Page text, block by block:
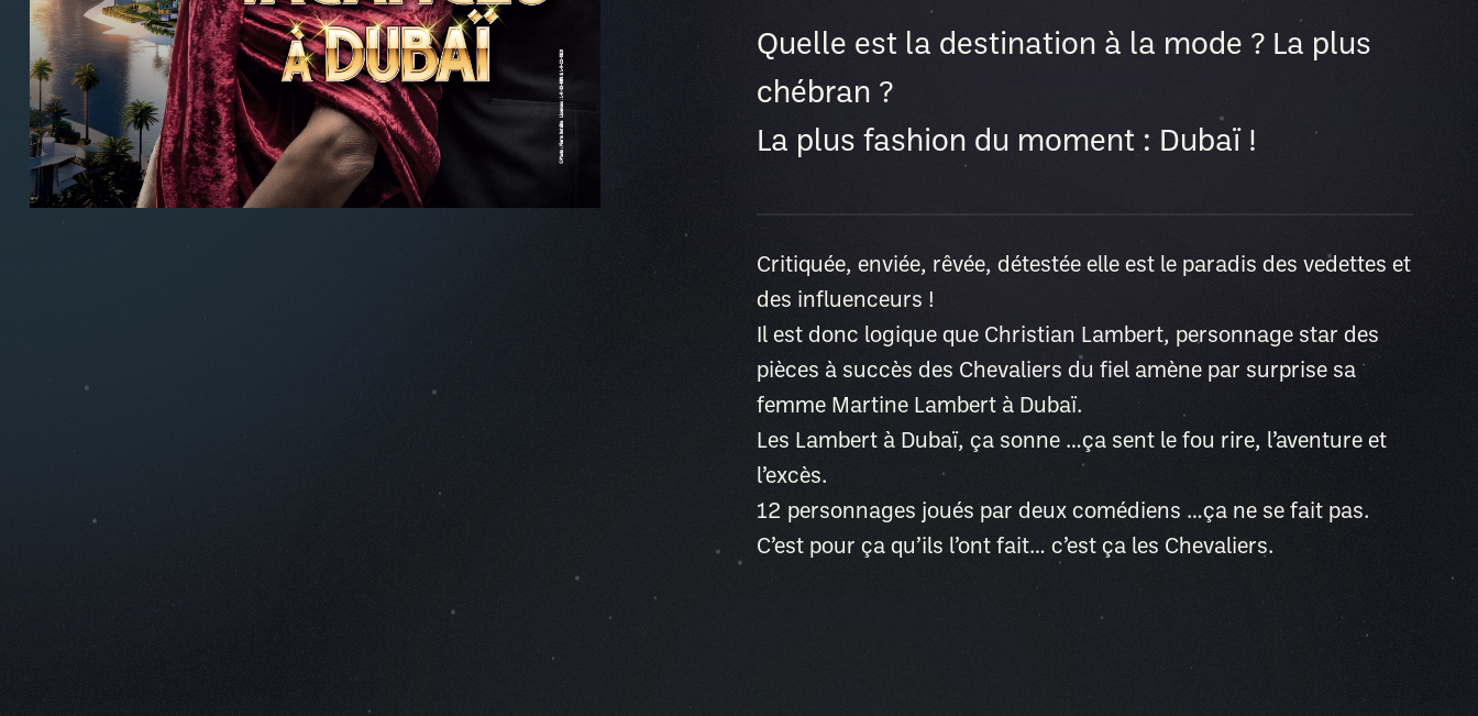
Quelle est la destination à la mode ? La plus
chébran ?
La plus fashion du moment : Dubaï !
Critiquée, enviée, rêvée, détestée elle est le paradis des vedettes et
des influenceurs !
Il est donc logique que Christian Lambert, personnage star des
pièces à succès des Chevaliers du fiel amène par surprise sa
femme Martine Lambert à Dubaï.
Les Lambert à Dubaï, ça sonne …ça sent le fou rire, l’aventure et
l’excès.
12 personnages joués par deux comédiens …ça ne se fait pas.
C’est pour ça qu’ils l’ont fait… c’est ça les Chevaliers.